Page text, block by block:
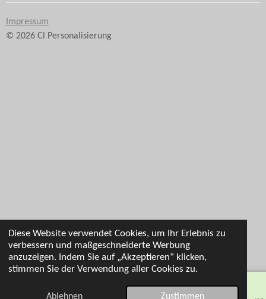
Diese Website verwendet Cookies, um Ihr Erlebnis zu
verbessern und maßgeschneiderte Werbung
anzuzeigen. Indem Sie auf „Akzeptieren“ klicken,
stimmen Sie der Verwendung aller Cookies zu.
Ablehnen Zustimmen
n
n
n
n
Impressum
© 2026 Cl Personalisierung